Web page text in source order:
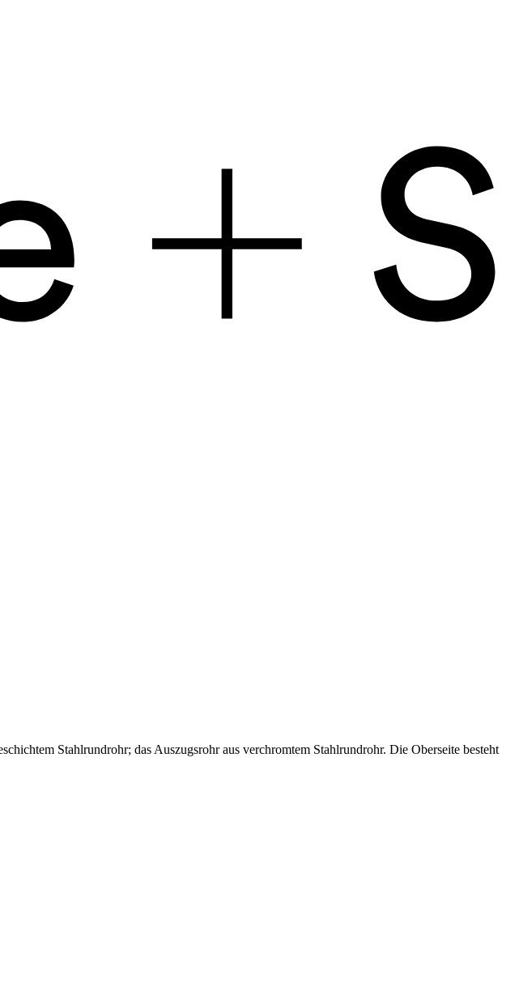
Stahlrundrohr; das Auszugsrohr aus verchromtem Stahlrundrohr. Die Oberseite besteht